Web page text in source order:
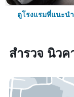
ดูโรงแรมที่แนะน
สำรวจ นิว